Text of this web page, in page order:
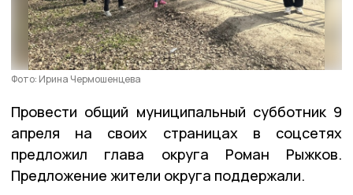
Фото: Ирина Чермошенцева
Провести общий муниципальный субботник 9
апреля на своих страницах в соцсетях
предложил глава округа Роман Рыжков.
Предложение жители округа поддержали.